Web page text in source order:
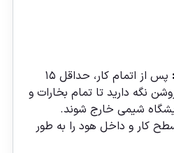
پس از اتمام کار، حداقل ۱۵
نگه دارید تا تمام بخارات و
شیمی خارج شوند.
کار و داخل هود را به طور